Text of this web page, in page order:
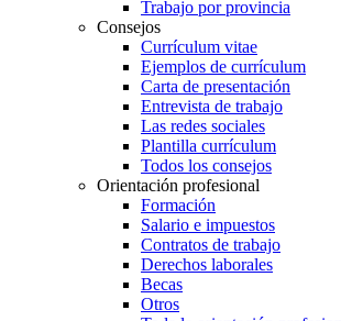
Trabajo por provincia
Consejos
Currículum vitae
Ejemplos de currículum
Carta de presentación
Entrevista de trabajo
Las redes sociales
Plantilla currículum
Todos los consejos
Orientación profesional
Formación
Salario e impuestos
Contratos de trabajo
Derechos laborales
Becas
Otros